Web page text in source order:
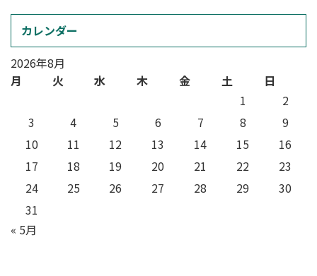
カレンダー
2026年8月
月
火 水 木 金 土
日
1
2
3
4 5 6 7 8
9
10
11 12 13 14 15
16
17
18 19 20 21 22
23
24
25 26 27 28 29
30
31
« 5月